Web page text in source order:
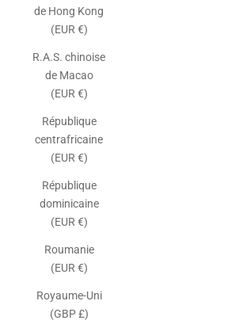
de Hong Kong
(EUR €)
R.A.S. chinoise
de Macao
(EUR €)
République
centrafricaine
(EUR €)
République
dominicaine
(EUR €)
Roumanie
(EUR €)
Royaume-Uni
(GBP £)